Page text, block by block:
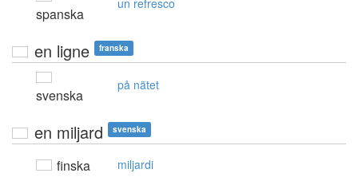
spanska
un refresco
en ligne franska
svenska
på nätet
en miljard svenska
finska miljardi